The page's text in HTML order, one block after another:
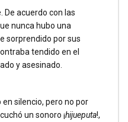
De acuerdo con las
nunca hubo una
sorprendido por sus
tendido en el
y asesinado.
silencio, pero no por
un sonoro ¡hijueputa!,